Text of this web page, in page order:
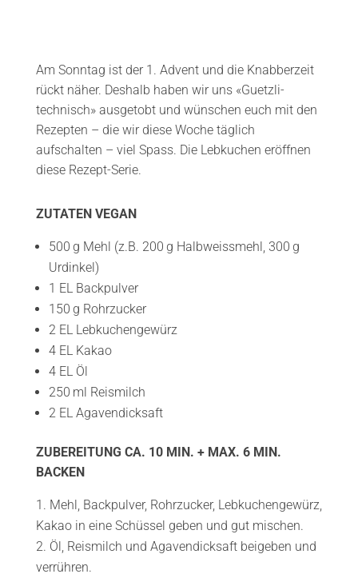
Am Sonntag ist der 1. Advent und die Knabberzeit
rückt näher. Deshalb haben wir uns «Guetzli-
technisch» ausgetobt und wünschen euch mit den
Rezepten – die wir diese Woche täglich
aufschalten – viel Spass. Die Lebkuchen eröffnen
diese Rezept-Serie.
ZUTATEN VEGAN
500 g Mehl (z.B. 200 g Halbweissmehl, 300 g
Urdinkel)
1 EL Backpulver
150 g Rohrzucker
2 EL Lebkuchengewürz
4 EL Kakao
4 EL Öl
250 ml Reismilch
2 EL Agavendicksaft
ZUBEREITUNG CA. 10 MIN. + MAX. 6 MIN.
BACKEN
Mehl, Backpulver, Rohrzucker, Lebkuchengewürz,
Kakao in eine Schüssel geben und gut mischen.
Öl, Reismilch und Agavendicksaft beigeben und
verrühren.